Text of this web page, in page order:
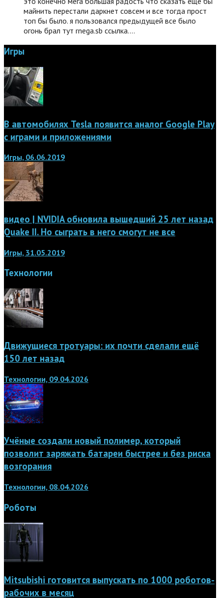
майнить перестали даркнет совсем и все тогда прост
топ бы было. я пользовался предыдущей все было
огонь брал тут rnega.sb ссылка.…
Игры
В автомобилях Tesla появится аналог Google Play
с играми и приложениями
Игры, 06.06.2019
видео | NVIDIA обновила вышедший 25 лет назад
Quake II. Но сыграть в него смогут не все
Игры, 31.05.2019
Технологии
Движущиеся тротуары: их почти сделали ещё
150 лет назад
Технологии, 09.04.2026
Учёные создали новый полимер, который
позволит заряжать батареи быстрее и без риска
возгорания
Технологии, 08.04.2026
Роботы
Mitsubishi готовится выпускать по 1000 роботов-
рабочих в месяц